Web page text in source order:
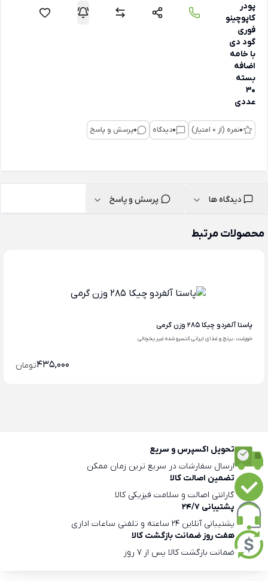
پودر
کاپوچینو
فوری
گود دی
با خامه
اضافه
بسته
30
عددی
0نمره (از 0 امتیاز) 0دیدگاه 0پرسش و پاسخ
دیدگاه ها پرسش و پاسخ
محصولات مرتبط
پاستا آلفردو چیکا 285 وزن گرمی
خورشت ، برنج و غذای ایرانی کنسرو شده غیر یخچالی
435,000تومان
تحویل اکسپرس و سریع
ارسال سفارشات در سریع ترین زمان ممکن
تضمین اصالت کالا
گارانتی اصالت و سلامت فیزیکی کالا
پشتیبانی 24/7
پشتیبانی آنلاین 24 ساعته و تلفنی ساعات اداری
هفت روز ضمانت بازگشت کالا
ضمانت بازگشت کالا پس از 7 روز